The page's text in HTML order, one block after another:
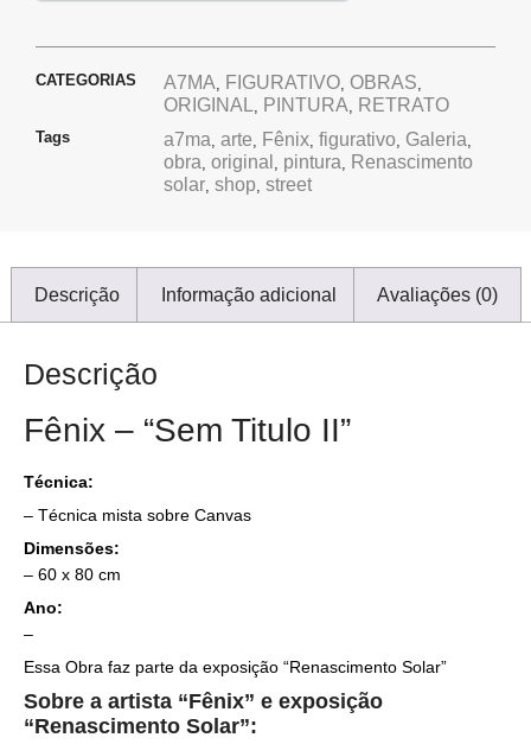
CATEGORIAS A7MA, FIGURATIVO, OBRAS,
ORIGINAL, PINTURA, RETRATO
Tags a7ma, arte, Fênix, figurativo, Galeria,
obra, original , pintura, Renascimento
solar, shop, street
Descrição Informação adicional Avaliações (0)
Descrição
Fênix – “Sem Titulo II”
Técnica:
– Técnica mista sobre Canvas
Dimensões:
– 60 x 80 cm
Ano:
–
Essa Obra faz parte da exposição “Renascimento Solar”
Sobre a artista “Fênix” e exposição
“Renascimento Solar”: